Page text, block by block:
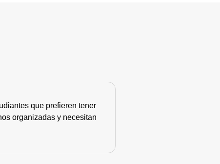
que prefieren tener
organizadas y necesitan